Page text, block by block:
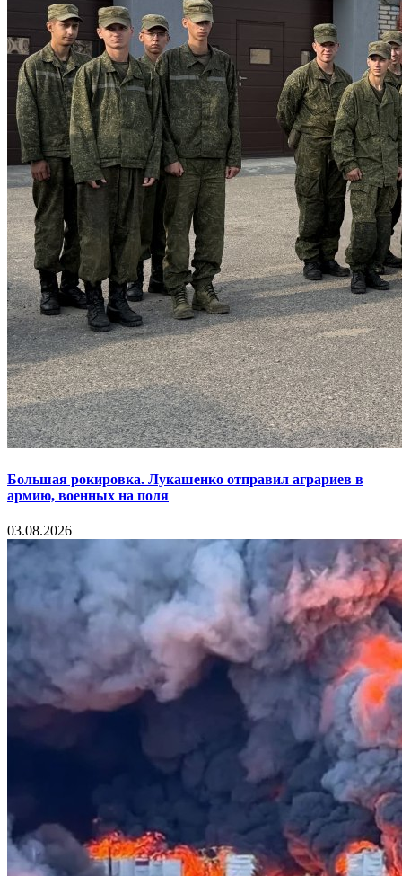
Большая рокировка. Лукашенко отправил аграриев в
армию, военных на поля
03.08.2026